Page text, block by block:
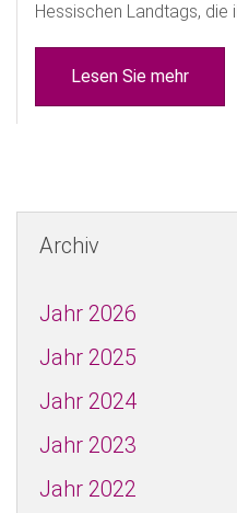
Hessischen Landtags, die
Lesen Sie mehr
Archiv
Jahr 2026
Jahr 2025
Jahr 2024
Jahr 2023
Jahr 2022